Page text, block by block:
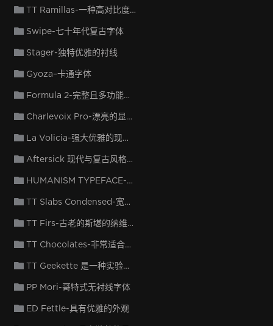
TT Ramillas-一种高对比度过渡衬线字体
Swipe-七十年代复古字体
Stager-独特优雅的衬线
Gyoza–卡通字体
Formula 2-完整且多功能的字体
Charlevoix Pro-漂亮的显示字体
La Volicia-强大优雅的现代主义字体
Aftersick 现代与复古风格无缝融合的字体
HUMANISM TYPEFACE-多用途字体
TT Slabs Condensed-宽比例的多功能字体
TT Firs-古老的斯堪的纳维亚语的当代转世
TT Chocolates-非常适合在网络上使用
TT Geekette 是一种实验性的变量衬线
PP Mori-哥特式无衬线字体
ED Fettle-具有优雅的外观